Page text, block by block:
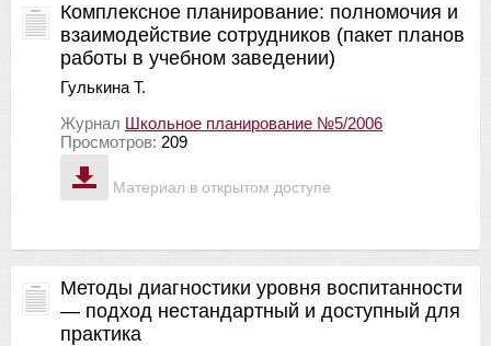
Материал в открытом доступе
Комплексное планирование: полномочия и
взаимодействие сотрудников (пакет планов
работы в учебном заведении)
Гулькина Т.
Журнал Школьное планирование №5/2006
Просмотров: 209
Методы диагностики уровня воспитанности
— подход нестандартный и доступный для
практика